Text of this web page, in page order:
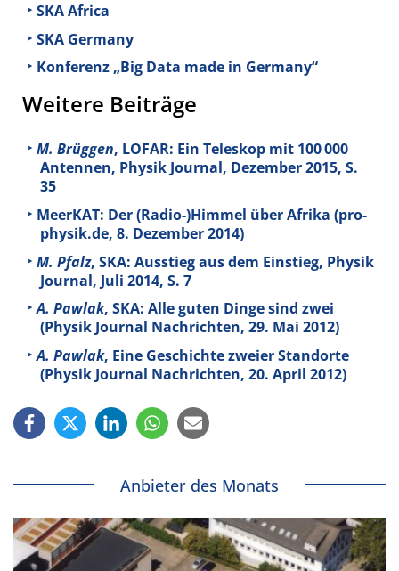
SKA Africa
SKA Germany
Konferenz „Big Data made in Germany“
Weitere Beiträge
M. Brüggen, LOFAR: Ein Teleskop mit 100 000
Antennen, Physik Journal, Dezember 2015, S.
35
MeerKAT: Der (Radio-)Himmel über Afrika (pro-
physik.de, 8. Dezember 2014)
M. Pfalz, SKA: Ausstieg aus dem Einstieg, Physik
Journal, Juli 2014, S. 7
A. Pawlak, SKA: Alle guten Dinge sind zwei
(Physik Journal Nachrichten, 29. Mai 2012)
A. Pawlak, Eine Geschichte zweier Standorte
(Physik Journal Nachrichten, 20. April 2012)
Anbieter des Monats